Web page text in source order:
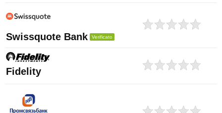
Swissquote Bank Verificato
Fidelity